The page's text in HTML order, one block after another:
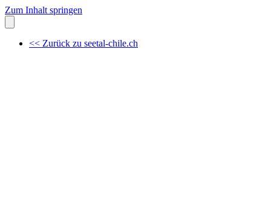
Zum Inhalt springen
<< Zurück zu seetal-chile.ch